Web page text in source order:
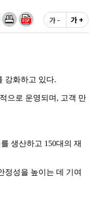
가 - 가 +